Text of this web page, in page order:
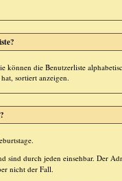
können die Benutzerliste
sortiert anzeigen.
sind durch jeden einsehbar. Der
nicht der Fall.